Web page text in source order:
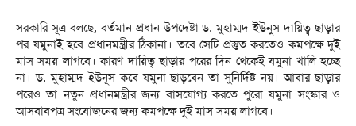
সরকারি সূত্র বলছে, বর্তমান প্রধান উপদেষ্টা ড. মুহাম্মদ ইউনুস দায়িত্ব ছাড়ার
পর যমুনাই হবে প্রধানমন্ত্রীর ঠিকানা। তবে সেটি প্রস্তুত করতেও কমপক্ষে দুই
মাস সময় লাগবে। কারণ দায়িত্ব ছাড়ার পরের দিন থেকেই যমুনা খালি হচ্ছে
না। ড. মুহাম্মদ ইউনূস কবে যমুনা ছাড়বেন তা সুনির্দিষ্ট নয়। আবার ছাড়ার
পরেও তা নতুন প্রধানমন্ত্রীর জন্য বাসযোগ্য করতে পুরো যমুনা সংস্কার ও
আসবাবপত্র সংযোজনের জন্য কমপক্ষে দুই মাস সময় লাগবে।